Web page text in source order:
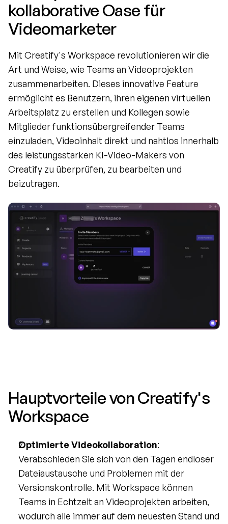
kollaborative Oase für
Videomarketer
Mit Creatify's Workspace revolutionieren wir die
Art und Weise, wie Teams an Videoprojekten
zusammenarbeiten. Dieses innovative Feature
ermöglicht es Benutzern, ihren eigenen virtuellen
Arbeitsplatz zu erstellen und Kollegen sowie
Mitglieder funktionsübergreifender Teams
einzuladen, Videoinhalt direkt und nahtlos innerhalb
des leistungsstarken KI-Video-Makers von
Creatify zu überprüfen, zu bearbeiten und
beizutragen.
Hauptvorteile von Creatify's
Workspace
Optimierte Videokollaboration:
Verabschieden Sie sich von den Tagen endloser
Dateiaustausche und Problemen mit der
Versionskontrolle. Mit Workspace können
Teams in Echtzeit an Videoprojekten arbeiten,
wodurch alle immer auf dem neuesten Stand und